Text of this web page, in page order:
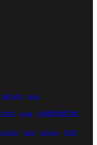
astuce atom
cms coda codeigniter
mode date display font